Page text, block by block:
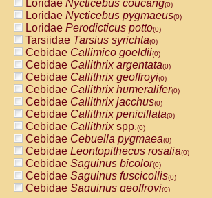
Loridae Nycticebus coucang(0)
Loridae Nycticebus pygmaeus(0)
Loridae Perodicticus potto(0)
Tarsiidae Tarsius syrichta(0)
Cebidae Callimico goeldii(0)
Cebidae Callithrix argentata(0)
Cebidae Callithrix geoffroyi(0)
Cebidae Callithrix humeralifer(0)
Cebidae Callithrix jacchus(0)
Cebidae Callithrix penicillata(0)
Cebidae Callithrixspp.(0)
Cebidae Cebuella pygmaea(0)
Cebidae Leontopithecus rosalia(0)
Cebidae Saguinus bicolor(0)
Cebidae Saguinus fuscicollis(0)
Cebidae Saguinus geoffroyi(0)